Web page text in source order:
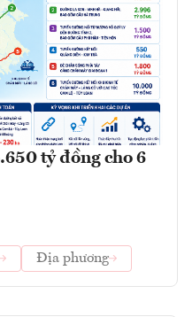
tỷ đồng cho 6
Địa phương